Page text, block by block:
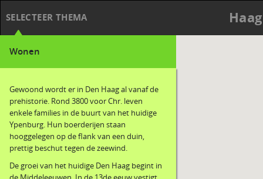
SELECTEER THEMA
Wonen
Gewoond wordt er in Den Haag al vanaf de
prehistorie. Rond 3800 voor Chr. leven
enkele families in de buurt van het huidige
Ypenburg. Hun boerderijen staan
hooggelegen op de flank van een duin,
prettig beschut tegen de zeewind.
De groei van het huidige Den Haag begint in